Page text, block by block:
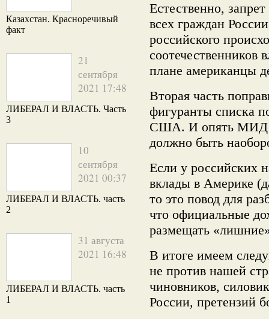
Казахстан. Красноречивый
факт
21
сентября
2021 17:48
ЛИБЕРАЛ И ВЛАСТЬ. Часть
3
10
сентября
2021 00:37
ЛИБЕРАЛ И ВЛАСТЬ. часть
2
31 августа
2021 16:48
ЛИБЕРАЛ И ВЛАСТЬ. часть
1
Естественно,
всех граждан
российского
плане американцы
Вторая часть
фигуранты списка
США. И опять МИД
должно быть
Если у российских
вклады в Америке
то это повод для
что официальные
размещать
В итоге имеем
не против нашей
чиновников,
России, претензий